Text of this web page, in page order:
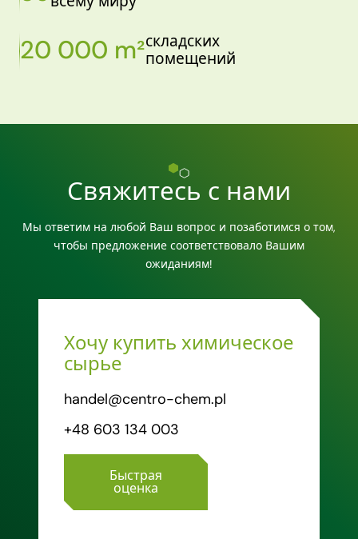
20 000 m²складских
помещений
Свяжитесь с нами
Мы ответим на любой Ваш вопрос и позаботимся о том,
чтобы предложение соответствовало Вашим
ожиданиям!
Хочу купить химическое
сырье
handel@centro-chem.pl
+48 603 134 003
Быстрая
оценка